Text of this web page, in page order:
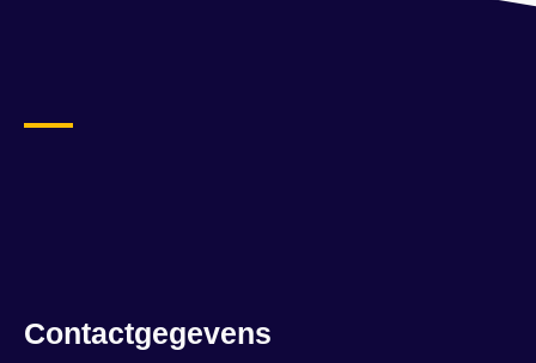
Contactgegevens